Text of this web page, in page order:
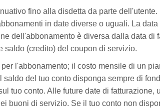
fino alla disdetta da parte
in date diverse o uguali. La
dell'abbonamento è diversa dalla data
saldo (credito) del coupon di servizio.
l'abbonamento; il costo mensile di un
del tuo conto disponga sempre di
tuo conto. Alle future date di
buoni di servizio. Se il tuo conto non